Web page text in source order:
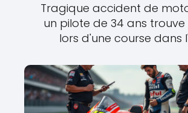
Tragique accident de
un pilote de 34 ans
lors d'une course dans